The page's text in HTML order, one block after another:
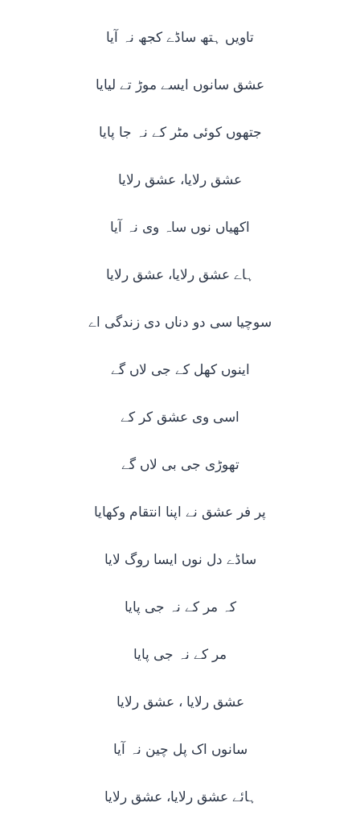
تاویں ہتھ ساڈے کجھ نہ آیا
عشق سانوں ایسے موڑ تے لیایا
جتھوں کوئی مٹر کے نہ جا پایا
عشق رلایا، عشق رلایا
اکھیاں نوں ساہ وی نہ آیا
ہاے عشق رلایا، عشق رلایا
سوچیا سی دو دناں دی زندگی اے
اینوں کھل کے جی لاں گے
اسی وی عشق کر کے
تھوڑی جی بی لاں گے
پر فر عشق نے اپنا انتقام وکھایا
ساڈے دل نوں ایسا روگ لایا
کہ مر کے نہ جی پایا
مر کے نہ جی پایا
عشق رلایا ، عشق رلایا
سانوں اک پل چین نہ آیا
ہائے عشق رلایا، عشق رلایا